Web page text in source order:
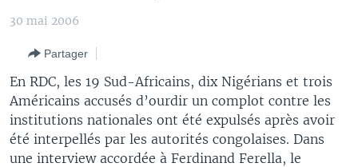
navigation
Retour
recherche
SPORT
WASHINGTON FORUM
CORRESPONDANT VOA
FOCUS SAHEL
REPORTAGES
À VOTRE AVIS
VOTRE SANTÉ VOTRE AVENIR
LE MONDE AU FÉMININ
L'AMÉRIQUE ET VOUS
BAMBARA
FULFULDE
LINGALA
SANGO
Apprenez L'anglais
SUIVEZ-NOUS
30 mai 2006
Partager
En RDC, les 19 Sud-Africains, dix Nigérians et trois
Américains accusés d’ourdir un complot contre les
institutions nationales ont été expulsés après avoir
été interpellés par les autorités congolaises. Dans
une interview accordée à Ferdinand Ferella, le